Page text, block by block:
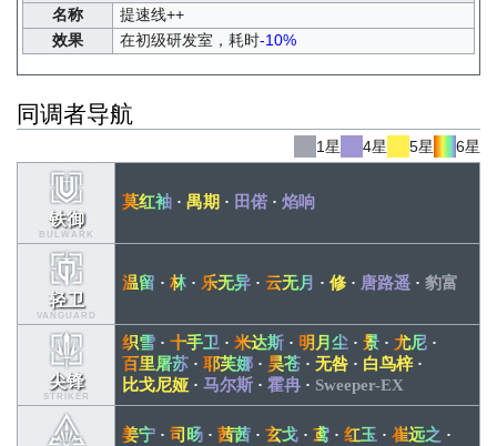
名称
提速线++
效果
在初级研发室，耗时-10%
同调者导航
1星 4星 5星 6星
铁御
BULWARK
莫红袖 · 禺期 · 田偌 · 焰响
轻卫
VANGUARD
温留 · 林 · 乐无异 · 云无月 · 修 · 唐路遥 · 豹富
尖锋
STRIKER
织雪 · 十手卫 · 米达斯 · 明月尘 · 景 · 尤尼 ·
百里屠苏 · 耶芙娜 · 昊苍 · 无咎 · 白鸟梓·
比戈尼娅 · 马尔斯 · 霍冉 · Sweeper-EX
姜宁 · 司旸 · 茜茜 · 玄戈 · 鸢 · 红玉 · 崔远之 ·